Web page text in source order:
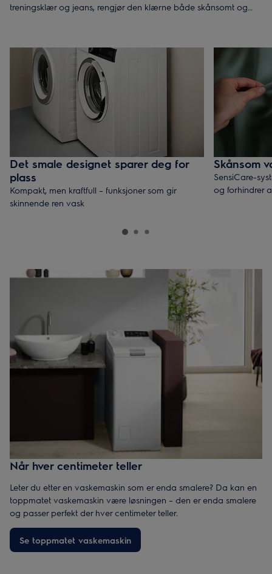
treningsklær og jeans, rengjør den klærne både skånsomt og
Det smale designet sparer deg for
plass
Kompakt, men kraftfull – funksjoner som gir
skinnende ren vask
Skånsom
SensiCare-
og forhindrer
Når hver centimeter teller
Leter du etter en vaskemaskin som er enda smalere? Da kan en
toppmatet vaskemaskin være løsningen – den er enda smalere
og passer perfekt der hver centimeter teller.
Se toppmatet vaskemaskin